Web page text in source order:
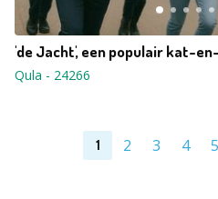
'de Jacht', een populair kat-
Qula - 24266
1 2 3 4 5